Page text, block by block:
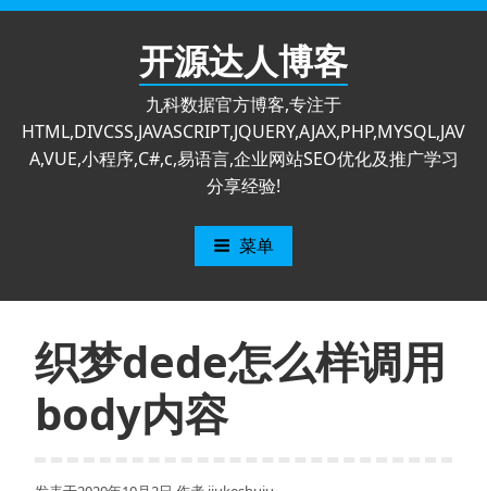
跳
开源达人博客
九科数据官方博客,专注于
HTML,DIVCSS,JAVASCRIPT,JQUERY,AJAX,PHP,MYSQL,JAV
A,VUE,小程序,C#,c,易语言,企业网站SEO优化及推广学习
分享经验!
菜单
织梦dede怎么样调用
body内容